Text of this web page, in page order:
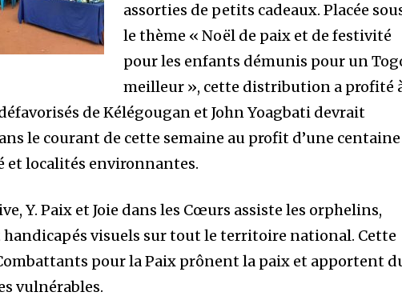
assorties de petits cadeaux. Placée
le thème « Noël de paix et de festivité
pour les enfants démunis pour un
meilleur », cette distribution a profité
de Kélégougan et John Yoagbati devrait
le courant de cette semaine au profit d’une centaine
et localités environnantes.
Y. Paix et Joie dans les Cœurs assiste les orphelins,
handicapés visuels sur tout le territoire national. Cette
pour la Paix prônent la paix et apportent
vulnérables.